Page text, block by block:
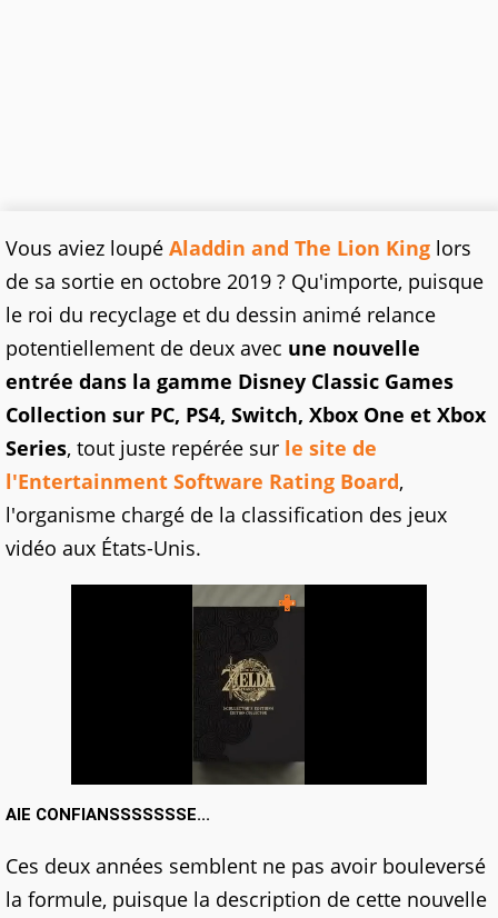
Vous aviez loupé Aladdin and The Lion King lors
de sa sortie en octobre 2019 ? Qu'importe, puisque
le roi du recyclage et du dessin animé relance
potentiellement de deux avec une nouvelle
entrée dans la gamme Disney Classic Games
Collection sur PC, PS4, Switch, Xbox One et Xbox
Series, tout juste repérée sur le site de
l'Entertainment Software Rating Board,
l'organisme chargé de la classification des jeux
vidéo aux États-Unis.
AIE CONFIANSSSSSSSE...
Ces deux années semblent ne pas avoir bouleversé
la formule, puisque la description de cette nouvelle